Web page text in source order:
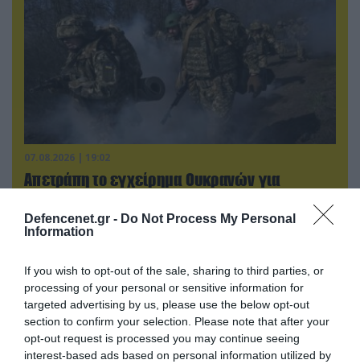
Defencenet.gr - Do Not Process My Personal
Information
If you wish to opt-out of the sale, sharing to third parties, or
processing of your personal or sensitive information for
targeted advertising by us, please use the below opt-out
section to confirm your selection. Please note that after your
opt-out request is processed you may continue seeing
interest-based ads based on personal information utilized by
07.08.2026 | 19:02
Απετράπη το εγχείρημα Ουκρανών για
μετά της προσπάθειάς τους (βίντεο)